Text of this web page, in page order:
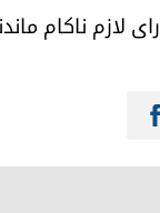
لازم ناکام